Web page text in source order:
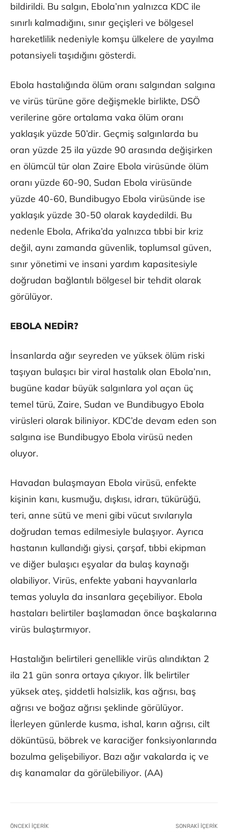
bildirildi. Bu salgın, Ebola’nın yalnızca KDC ile
sınırlı kalmadığını, sınır geçişleri ve bölgesel
hareketlilik nedeniyle komşu ülkelere de yayılma
potansiyeli taşıdığını gösterdi.
Ebola hastalığında ölüm oranı salgından salgına
ve virüs türüne göre değişmekle birlikte, DSÖ
verilerine göre ortalama vaka ölüm oranı
yaklaşık yüzde 50’dir. Geçmiş salgınlarda bu
oran yüzde 25 ila yüzde 90 arasında değişirken
en ölümcül tür olan Zaire Ebola virüsünde ölüm
oranı yüzde 60-90, Sudan Ebola virüsünde
yüzde 40-60, Bundibugyo Ebola virüsünde ise
yaklaşık yüzde 30-50 olarak kaydedildi. Bu
nedenle Ebola, Afrika’da yalnızca tıbbi bir kriz
değil, aynı zamanda güvenlik, toplumsal güven,
sınır yönetimi ve insani yardım kapasitesiyle
doğrudan bağlantılı bölgesel bir tehdit olarak
görülüyor.
EBOLA NEDİR?
İnsanlarda ağır seyreden ve yüksek ölüm riski
taşıyan bulaşıcı bir viral hastalık olan Ebola’nın,
bugüne kadar büyük salgınlara yol açan üç
temel türü, Zaire, Sudan ve Bundibugyo Ebola
virüsleri olarak biliniyor. KDC’de devam eden son
salgına ise Bundibugyo Ebola virüsü neden
oluyor.
Havadan bulaşmayan Ebola virüsü, enfekte
kişinin kanı, kusmuğu, dışkısı, idrarı, tükürüğü,
teri, anne sütü ve meni gibi vücut sıvılarıyla
doğrudan temas edilmesiyle bulaşıyor. Ayrıca
hastanın kullandığı giysi, çarşaf, tıbbi ekipman
ve diğer bulaşıcı eşyalar da bulaş kaynağı
olabiliyor. Virüs, enfekte yabani hayvanlarla
temas yoluyla da insanlara geçebiliyor. Ebola
hastaları belirtiler başlamadan önce başkalarına
virüs bulaştırmıyor.
Hastalığın belirtileri genellikle virüs alındıktan 2
ila 21 gün sonra ortaya çıkıyor. İlk belirtiler
yüksek ateş, şiddetli halsizlik, kas ağrısı, baş
ağrısı ve boğaz ağrısı şeklinde görülüyor.
İlerleyen günlerde kusma, ishal, karın ağrısı, cilt
döküntüsü, böbrek ve karaciğer fonksiyonlarında
bozulma gelişebiliyor. Bazı ağır vakalarda iç ve
dış kanamalar da görülebiliyor. (AA)
ÖNCEKI İÇERIK SONRAKI İÇERIK